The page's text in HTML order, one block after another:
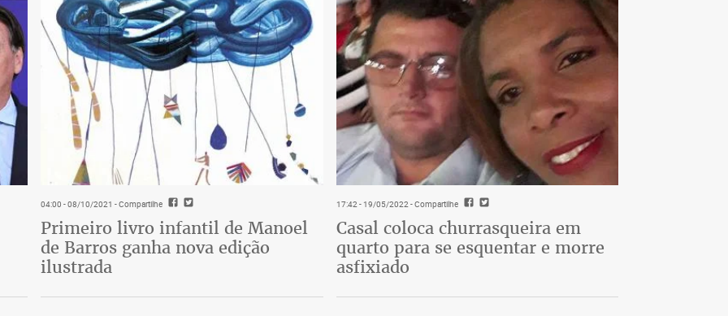
04:00 - 08/10/2021 - Compartilhe
Primeiro livro infantil de Manoel
de Barros ganha nova edição
ilustrada
17:42 - 19/05/2022- Compartilhe
Casal coloca churrasqueira em
quarto para se esquentar e morre
asfixiado